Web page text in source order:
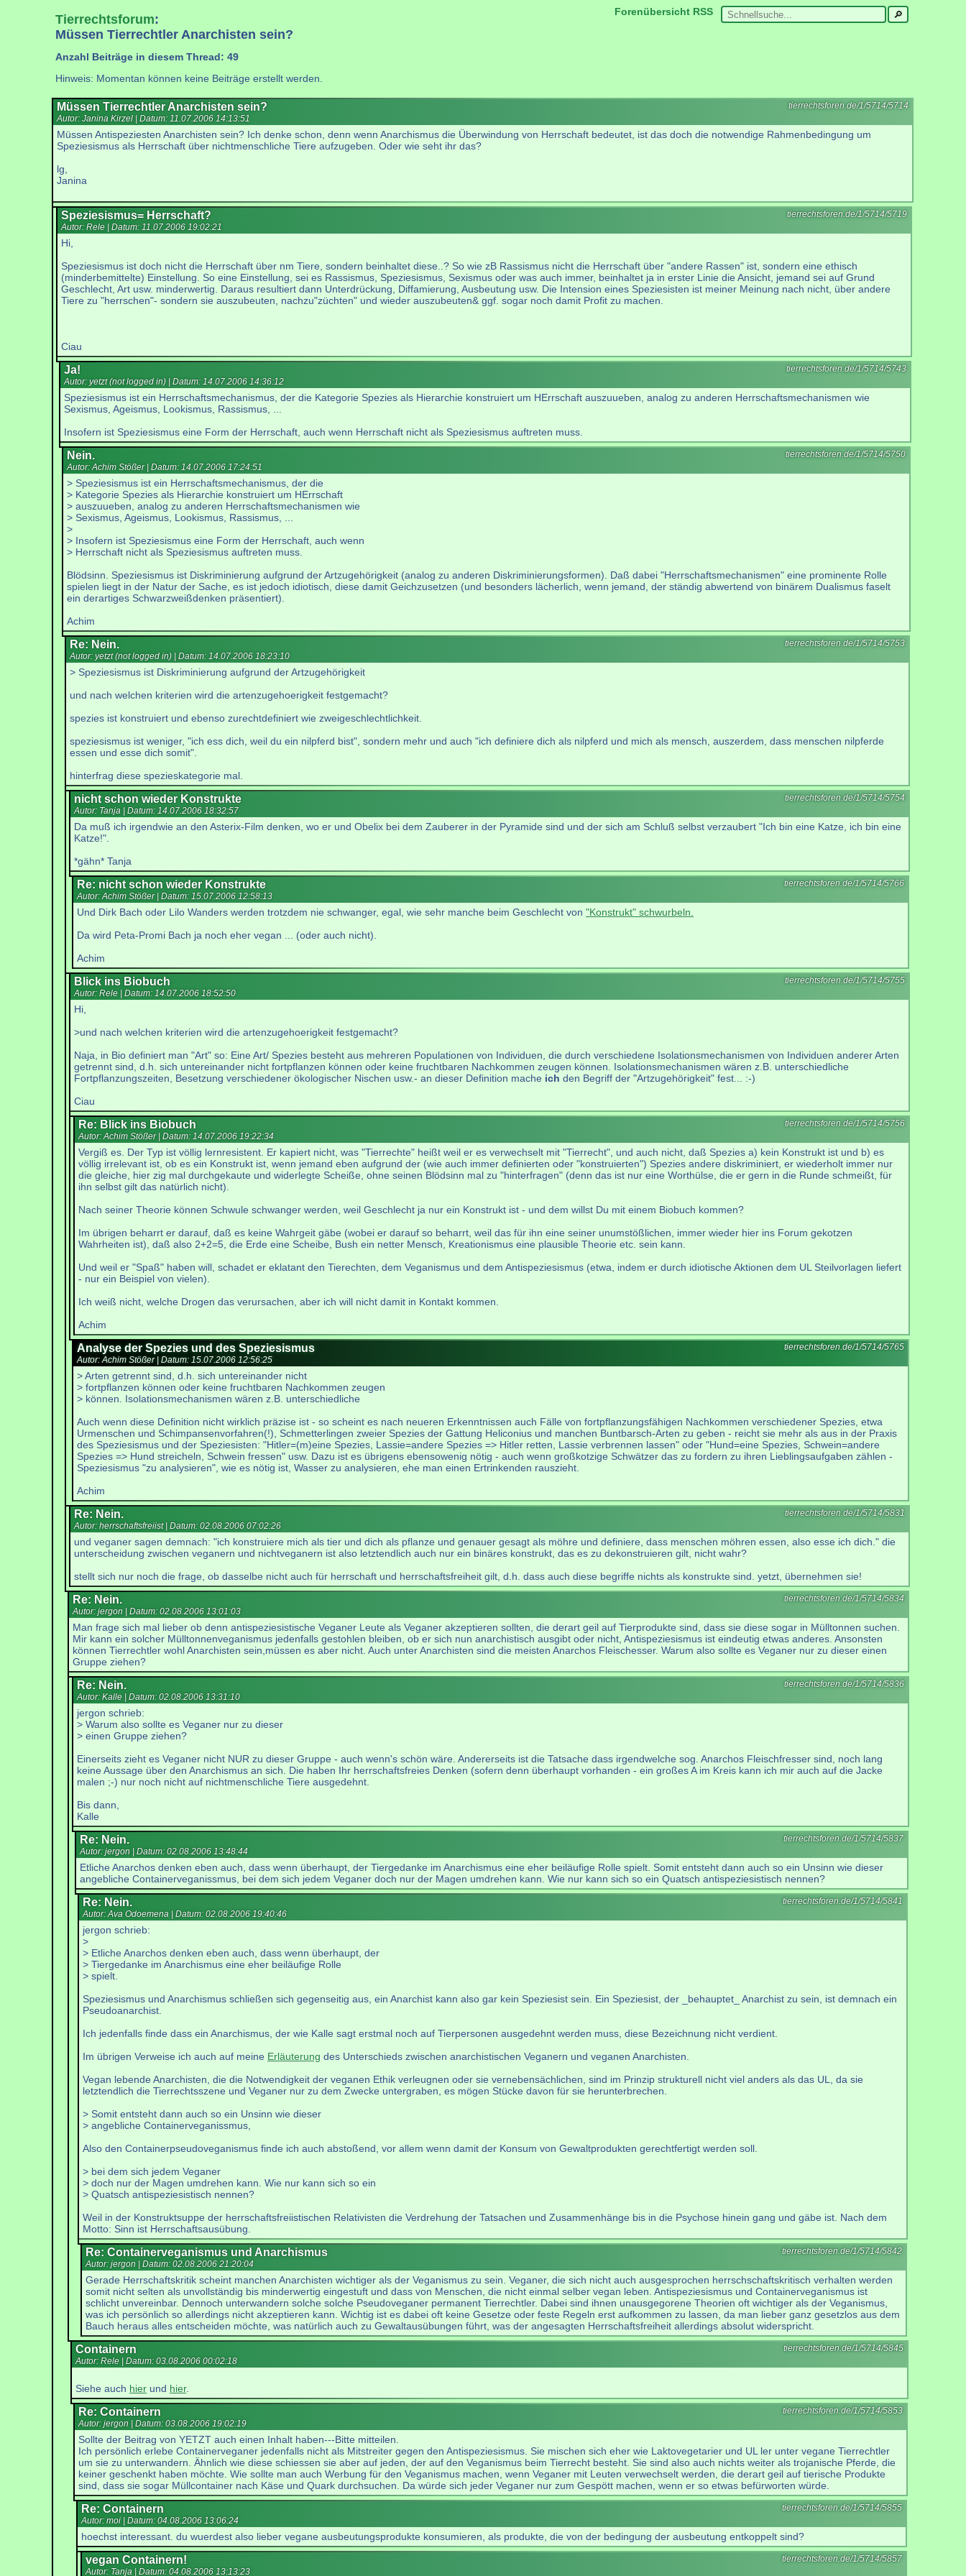
Forenübersicht RSS
Tierrechtsforum:
Müssen Tierrechtler Anarchisten sein?
Anzahl Beiträge in diesem Thread: 49
Hinweis: Momentan können keine Beiträge erstellt werden.
tierrechtsforen.de/1/5714/5714
Müssen Tierrechtler Anarchisten sein?
Autor: Janina Kirzel | Datum: 11.07.2006 14:13:51
Müssen Antispeziesten Anarchisten sein? Ich denke schon, denn wenn Anarchismus die Überwindung von Herrschaft bedeutet, ist das doch die notwendige Rahmenbedingung um
Speziesismus als Herrschaft über nichtmenschliche Tiere aufzugeben. Oder wie seht ihr das?
lg,
Janina
tierrechtsforen.de/1/5714/5719
Speziesismus= Herrschaft?
Autor: Rele | Datum: 11.07.2006 19:02:21
Hi,
Speziesismus ist doch nicht die Herrschaft über nm Tiere, sondern beinhaltet diese..? So wie zB Rassismus nicht die Herrschaft über "andere Rassen" ist, sondern eine ethisch
(minderbemittelte) Einstellung. So eine Einstellung, sei es Rassismus, Speziesismus, Sexismus oder was auch immer, beinhaltet ja in erster Linie die Ansicht, jemand sei auf Grund
Geschlecht, Art usw. minderwertig. Daraus resultiert dann Unterdrückung, Diffamierung, Ausbeutung usw. Die Intension eines Speziesisten ist meiner Meinung nach nicht, über andere
Tiere zu "herrschen"- sondern sie auszubeuten, nachzu"züchten" und wieder auszubeuten& ggf. sogar noch damit Profit zu machen.
Ciau
tierrechtsforen.de/1/5714/5743
Ja!
Autor: yetzt (not logged in) | Datum: 14.07.2006 14:36:12
Speziesismus ist ein Herrschaftsmechanismus, der die Kategorie Spezies als Hierarchie konstruiert um HErrschaft auszuueben, analog zu anderen Herrschaftsmechanismen wie
Sexismus, Ageismus, Lookismus, Rassismus, ...
Insofern ist Speziesismus eine Form der Herrschaft, auch wenn Herrschaft nicht als Speziesismus auftreten muss.
tierrechtsforen.de/1/5714/5750
Nein.
Autor: Achim Stößer | Datum: 14.07.2006 17:24:51
> Speziesismus ist ein Herrschaftsmechanismus, der die
> Kategorie Spezies als Hierarchie konstruiert um HErrschaft
> auszuueben, analog zu anderen Herrschaftsmechanismen wie
> Sexismus, Ageismus, Lookismus, Rassismus, ...
>
> Insofern ist Speziesismus eine Form der Herrschaft, auch wenn
> Herrschaft nicht als Speziesismus auftreten muss.
Blödsinn. Speziesismus ist Diskriminierung aufgrund der Artzugehörigkeit (analog zu anderen Diskriminierungsformen). Daß dabei "Herrschaftsmechanismen" eine prominente Rolle
spielen liegt in der Natur der Sache, es ist jedoch idiotisch, diese damit Geichzusetzen (und besonders lächerlich, wenn jemand, der ständig abwertend von binärem Dualismus faselt
ein derartiges Schwarzweißdenken präsentiert).
Achim
tierrechtsforen.de/1/5714/5753
Re: Nein.
Autor: yetzt (not logged in) | Datum: 14.07.2006 18:23:10
> Speziesismus ist Diskriminierung aufgrund der Artzugehörigkeit
und nach welchen kriterien wird die artenzugehoerigkeit festgemacht?
spezies ist konstruiert und ebenso zurechtdefiniert wie zweigeschlechtlichkeit.
speziesismus ist weniger, "ich ess dich, weil du ein nilpferd bist", sondern mehr und auch "ich definiere dich als nilpferd und mich als mensch, auszerdem, dass menschen nilpferde
essen und esse dich somit".
hinterfrag diese spezieskategorie mal.
tierrechtsforen.de/1/5714/5754
nicht schon wieder Konstrukte
Autor: Tanja | Datum: 14.07.2006 18:32:57
Da muß ich irgendwie an den Asterix-Film denken, wo er und Obelix bei dem Zauberer in der Pyramide sind und der sich am Schluß selbst verzaubert "Ich bin eine Katze, ich bin eine
Katze!".
*gähn* Tanja
tierrechtsforen.de/1/5714/5766
Re: nicht schon wieder Konstrukte
Autor: Achim Stößer | Datum: 15.07.2006 12:58:13
Und Dirk Bach oder Lilo Wanders werden trotzdem nie schwanger, egal, wie sehr manche beim Geschlecht von "Konstrukt" schwurbeln.
Da wird Peta-Promi Bach ja noch eher vegan ... (oder auch nicht).
Achim
tierrechtsforen.de/1/5714/5755
Blick ins Biobuch
Autor: Rele | Datum: 14.07.2006 18:52:50
Hi,
>und nach welchen kriterien wird die artenzugehoerigkeit festgemacht?
Naja, in Bio definiert man "Art" so: Eine Art/ Spezies besteht aus mehreren Populationen von Individuen, die durch verschiedene Isolationsmechanismen von Individuen anderer Arten
getrennt sind, d.h. sich untereinander nicht fortpflanzen können oder keine fruchtbaren Nachkommen zeugen können. Isolationsmechanismen wären z.B. unterschiedliche
Fortpflanzungszeiten, Besetzung verschiedener ökologischer Nischen usw.- an dieser Definition mache ich den Begriff der "Artzugehörigkeit" fest... :-)
Ciau
tierrechtsforen.de/1/5714/5756
Re: Blick ins Biobuch
Autor: Achim Stößer | Datum: 14.07.2006 19:22:34
Vergiß es. Der Typ ist völlig lernresistent. Er kapiert nicht, was "Tierrechte" heißt weil er es verwechselt mit "Tierrecht", und auch nicht, daß Spezies a) kein Konstrukt ist und b) es
völlig irrelevant ist, ob es ein Konstrukt ist, wenn jemand eben aufgrund der (wie auch immer definierten oder "konstruierten") Spezies andere diskriminiert, er wiederholt immer nur
die gleiche, hier zig mal durchgekaute und widerlegte Scheiße, ohne seinen Blödsinn mal zu "hinterfragen" (denn das ist nur eine Worthülse, die er gern in die Runde schmeißt, für
ihn selbst gilt das natürlich nicht).
Nach seiner Theorie können Schwule schwanger werden, weil Geschlecht ja nur ein Konstrukt ist - und dem willst Du mit einem Biobuch kommen?
Im übrigen beharrt er darauf, daß es keine Wahrgeit gäbe (wobei er darauf so beharrt, weil das für ihn eine seiner unumstößlichen, immer wieder hier ins Forum gekotzen
Wahrheiten ist), daß also 2+2=5, die Erde eine Scheibe, Bush ein netter Mensch, Kreationismus eine plausible Theorie etc. sein kann.
Und weil er "Spaß" haben will, schadet er eklatant den Tierechten, dem Veganismus und dem Antispeziesismus (etwa, indem er durch idiotische Aktionen dem UL Steilvorlagen liefert
- nur ein Beispiel von vielen).
Ich weiß nicht, welche Drogen das verursachen, aber ich will nicht damit in Kontakt kommen.
Achim
tierrechtsforen.de/1/5714/5765
Analyse der Spezies und des Speziesismus
Autor: Achim Stößer | Datum: 15.07.2006 12:56:25
> Arten getrennt sind, d.h. sich untereinander nicht
> fortpflanzen können oder keine fruchtbaren Nachkommen zeugen
> können. Isolationsmechanismen wären z.B. unterschiedliche
Auch wenn diese Definition nicht wirklich präzise ist - so scheint es nach neueren Erkenntnissen auch Fälle von fortpflanzungsfähigen Nachkommen verschiedener Spezies, etwa
Urmenschen und Schimpansenvorfahren(!), Schmetterlingen zweier Spezies der Gattung Heliconius und manchen Buntbarsch-Arten zu geben - reicht sie mehr als aus in der Praxis
des Speziesismus und der Speziesisten: "Hitler=(m)eine Spezies, Lassie=andere Spezies => Hitler retten, Lassie verbrennen lassen" oder "Hund=eine Spezies, Schwein=andere
Spezies => Hund streicheln, Schwein fressen" usw. Dazu ist es übrigens ebensowenig nötig - auch wenn großkotzige Schwätzer das zu fordern zu ihren Lieblingsaufgaben zählen -
Speziesismus "zu analysieren", wie es nötig ist, Wasser zu analysieren, ehe man einen Ertrinkenden rauszieht.
Achim
tierrechtsforen.de/1/5714/5831
Re: Nein.
Autor: herrschaftsfreiist | Datum: 02.08.2006 07:02:26
und veganer sagen demnach: "ich konstruiere mich als tier und dich als pflanze und genauer gesagt als möhre und definiere, dass menschen möhren essen, also esse ich dich." die
unterscheidung zwischen veganern und nichtveganern ist also letztendlich auch nur ein binäres konstrukt, das es zu dekonstruieren gilt, nicht wahr?
stellt sich nur noch die frage, ob dasselbe nicht auch für herrschaft und herrschaftsfreiheit gilt, d.h. dass auch diese begriffe nichts als konstrukte sind. yetzt, übernehmen sie!
tierrechtsforen.de/1/5714/5834
Re: Nein.
Autor: jergon | Datum: 02.08.2006 13:01:03
Man frage sich mal lieber ob denn antispeziesistische Veganer Leute als Veganer akzeptieren sollten, die derart geil auf Tierprodukte sind, dass sie diese sogar in Mülltonnen suchen.
Mir kann ein solcher Mülltonnenveganismus jedenfalls gestohlen bleiben, ob er sich nun anarchistisch ausgibt oder nicht, Antispeziesismus ist eindeutig etwas anderes. Ansonsten
können Tierrechtler wohl Anarchisten sein,müssen es aber nicht. Auch unter Anarchisten sind die meisten Anarchos Fleischesser. Warum also sollte es Veganer nur zu dieser einen
Gruppe ziehen?
tierrechtsforen.de/1/5714/5836
Re: Nein.
Autor: Kalle | Datum: 02.08.2006 13:31:10
jergon schrieb:
> Warum also sollte es Veganer nur zu dieser
> einen Gruppe ziehen?
Einerseits zieht es Veganer nicht NUR zu dieser Gruppe - auch wenn's schön wäre. Andererseits ist die Tatsache dass irgendwelche sog. Anarchos Fleischfresser sind, noch lang
keine Aussage über den Anarchismus an sich. Die haben Ihr herrschaftsfreies Denken (sofern denn überhaupt vorhanden - ein großes A im Kreis kann ich mir auch auf die Jacke
malen ;-) nur noch nicht auf nichtmenschliche Tiere ausgedehnt.
Bis dann,
Kalle
tierrechtsforen.de/1/5714/5837
Re: Nein.
Autor: jergon | Datum: 02.08.2006 13:48:44
Etliche Anarchos denken eben auch, dass wenn überhaupt, der Tiergedanke im Anarchismus eine eher beiläufige Rolle spielt. Somit entsteht dann auch so ein Unsinn wie dieser
angebliche Containerveganissmus, bei dem sich jedem Veganer doch nur der Magen umdrehen kann. Wie nur kann sich so ein Quatsch antispeziesistisch nennen?
tierrechtsforen.de/1/5714/5841
Re: Nein.
Autor: Ava Odoemena | Datum: 02.08.2006 19:40:46
jergon schrieb:
>
> Etliche Anarchos denken eben auch, dass wenn überhaupt, der
> Tiergedanke im Anarchismus eine eher beiläufige Rolle
> spielt.
Speziesismus und Anarchismus schließen sich gegenseitig aus, ein Anarchist kann also gar kein Speziesist sein. Ein Speziesist, der _behauptet_ Anarchist zu sein, ist demnach ein
Pseudoanarchist.
Ich jedenfalls finde dass ein Anarchismus, der wie Kalle sagt erstmal noch auf Tierpersonen ausgedehnt werden muss, diese Bezeichnung nicht verdient.
Im übrigen Verweise ich auch auf meine Erläuterung des Unterschieds zwischen anarchistischen Veganern und veganen Anarchisten.
Vegan lebende Anarchisten, die die Notwendigkeit der veganen Ethik verleugnen oder sie vernebensächlichen, sind im Prinzip strukturell nicht viel anders als das UL, da sie
letztendlich die Tierrechtsszene und Veganer nur zu dem Zwecke untergraben, es mögen Stücke davon für sie herunterbrechen.
> Somit entsteht dann auch so ein Unsinn wie dieser
> angebliche Containerveganissmus,
Also den Containerpseudoveganismus finde ich auch abstoßend, vor allem wenn damit der Konsum von Gewaltprodukten gerechtfertigt werden soll.
> bei dem sich jedem Veganer
> doch nur der Magen umdrehen kann. Wie nur kann sich so ein
> Quatsch antispeziesistisch nennen?
Weil in der Konstruktsuppe der herrschaftsfreiistischen Relativisten die Verdrehung der Tatsachen und Zusammenhänge bis in die Psychose hinein gang und gäbe ist. Nach dem
Motto: Sinn ist Herrschaftsausübung.
tierrechtsforen.de/1/5714/5842
Re: Containerveganismus und Anarchismus
Autor: jergon | Datum: 02.08.2006 21:20:04
Gerade Herrschaftskritik scheint manchen Anarchisten wichtiger als der Veganismus zu sein. Veganer, die sich nicht auch ausgesprochen herrschschaftskritisch verhalten werden
somit nicht selten als unvollständig bis minderwertig eingestuft und dass von Menschen, die nicht einmal selber vegan leben. Antispeziesismus und Containerveganismus ist
schlicht unvereinbar. Dennoch unterwandern solche solche Pseudoveganer permanent Tierrechtler. Dabei sind ihnen unausgegorene Theorien oft wichtiger als der Veganismus,
was ich persönlich so allerdings nicht akzeptieren kann. Wichtig ist es dabei oft keine Gesetze oder feste Regeln erst aufkommen zu lassen, da man lieber ganz gesetzlos aus dem
Bauch heraus alles entscheiden möchte, was natürlich auch zu Gewaltausübungen führt, was der angesagten Herrschaftsfreiheit allerdings absolut widerspricht.
tierrechtsforen.de/1/5714/5845
Containern
Autor: Rele | Datum: 03.08.2006 00:02:18
Siehe auch hier und hier.
tierrechtsforen.de/1/5714/5853
Re: Containern
Autor: jergon | Datum: 03.08.2006 19:02:19
Sollte der Beitrag von YETZT auch einen Inhalt haben---Bitte mitteilen.
Ich persönlich erlebe Containerveganer jedenfalls nicht als Mitstreiter gegen den Antispeziesismus. Sie mischen sich eher wie Laktovegetarier und UL ler unter vegane Tierrechtler
um sie zu unterwandern. Ähnlich wie diese schiessen sie aber auf jeden, der auf den Veganismus beim Tierrecht besteht. Sie sind also auch nichts weiter als trojanische Pferde, die
keiner geschenkt haben möchte. Wie sollte man auch Werbung für den Veganismus machen, wenn Veganer mit Leuten verwechselt werden, die derart geil auf tierische Produkte
sind, dass sie sogar Müllcontainer nach Käse und Quark durchsuchen. Da würde sich jeder Veganer nur zum Gespött machen, wenn er so etwas befürworten würde.
tierrechtsforen.de/1/5714/5855
Re: Containern
Autor: moi | Datum: 04.08.2006 13:06:24
hoechst interessant. du wuerdest also lieber vegane ausbeutungsprodukte konsumieren, als produkte, die von der bedingung der ausbeutung entkoppelt sind?
tierrechtsforen.de/1/5714/5857
vegan Containern!
Autor: Tanja | Datum: 04.08.2006 13:13:23